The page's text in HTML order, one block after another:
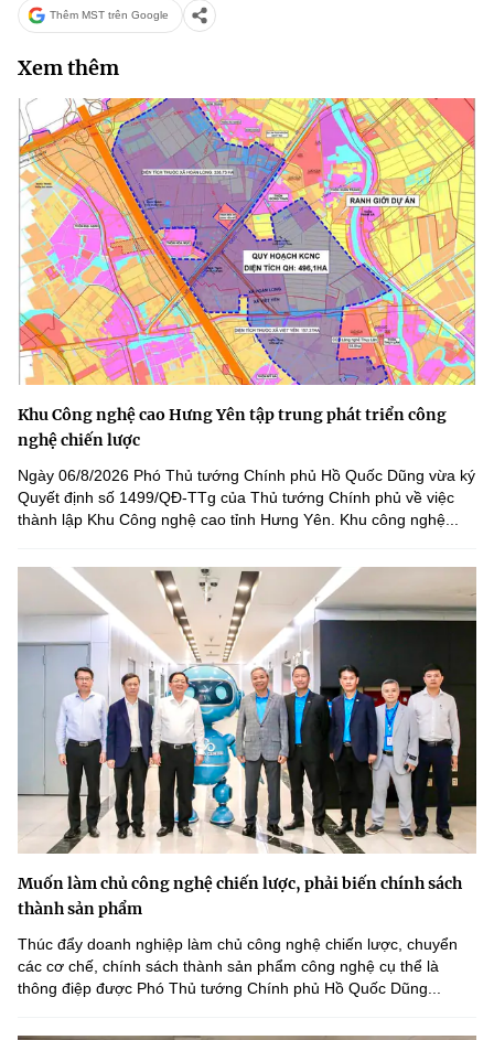
Thêm MST trên Google
Xem thêm
Khu Công nghệ cao Hưng Yên tập trung phát triển công
nghệ chiến lược
Ngày 06/8/2026 Phó Thủ tướng Chính phủ Hồ Quốc Dũng vừa ký
Quyết định số 1499/QĐ-TTg của Thủ tướng Chính phủ về việc
thành lập Khu Công nghệ cao tỉnh Hưng Yên. Khu công nghệ...
Muốn làm chủ công nghệ chiến lược, phải biến chính sách
thành sản phẩm
Thúc đẩy doanh nghiệp làm chủ công nghệ chiến lược, chuyển
các cơ chế, chính sách thành sản phẩm công nghệ cụ thể là
thông điệp được Phó Thủ tướng Chính phủ Hồ Quốc Dũng...